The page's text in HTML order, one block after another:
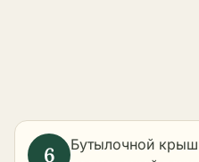
Бутылочной